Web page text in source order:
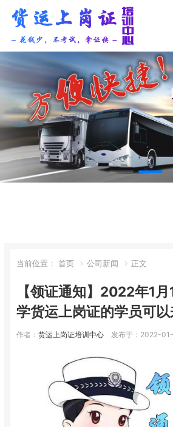
当前位置： 首页 公司新闻 正文
【领证通知】2022年1
学货运上岗证的学员可以
作者： 货运上岗证培训中心 发布于：2022-